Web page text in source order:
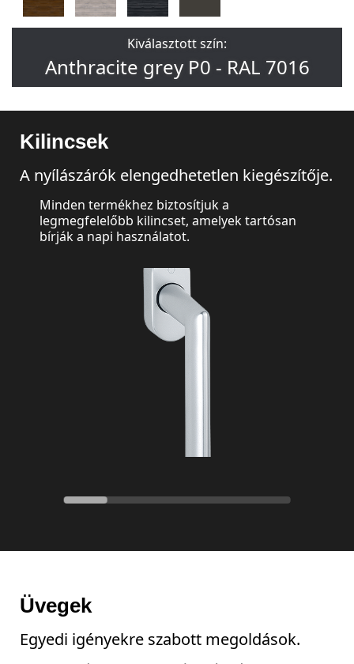
Kiválasztott szín:
Anthracite grey P0 - RAL 7016
Kilincsek
A nyílászárók elengedhetetlen kiegészítője.
Minden termékhez biztosítjuk a
legmegfelelőbb kilincset, amelyek tartósan
bírják a napi használatot.
Üvegek
Egyedi igényekre szabott megoldások.